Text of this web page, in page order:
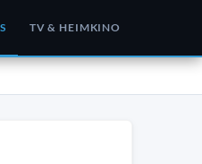
TV & HEIMKINO